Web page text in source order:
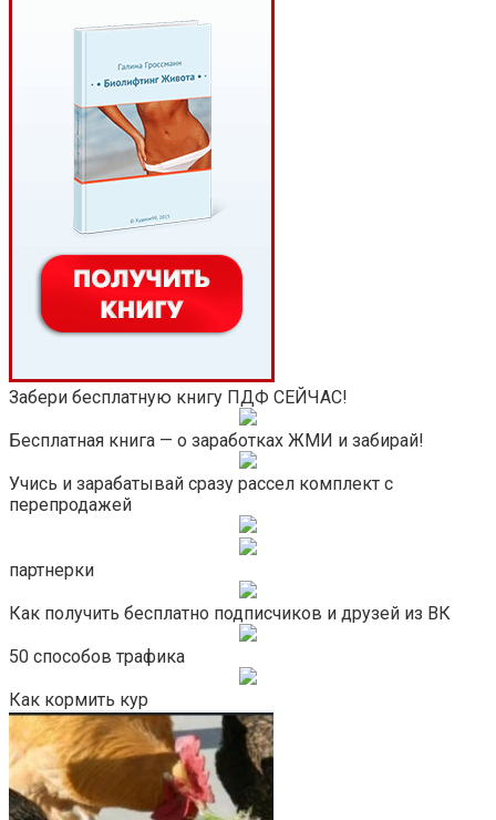
Забери бесплатную книгу ПДФ СЕЙЧАС!
Бесплатная книга — о заработках ЖМИ и забирай!
Учись и зарабатывай сразу рассел комплект с
перепродажей
партнерки
Как получить бесплатно подписчиков и друзей из ВК
50 способов трафика
Как кормить кур